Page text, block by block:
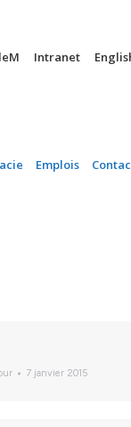
Intranet
Emplois
7 janvier 2015